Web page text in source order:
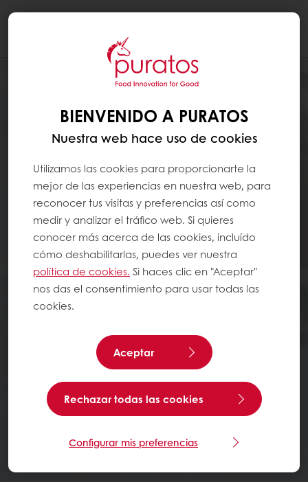
BIENVENIDO A PURATOS
Nuestra web hace uso de cookies
Utilizamos las cookies para proporcionarte la
mejor de las experiencias en nuestra web, para
reconocer tus visitas y preferencias así como
medir y analizar el tráfico web. Si quieres
conocer más acerca de las cookies, incluído
cómo deshabilitarlas, puedes ver nuestra
política de cookies. Si haces clic en "Aceptar"
nos das el consentimiento para usar todas las
cookies.
Aceptar
Rechazar todas las cookies
Configurar mis preferencias